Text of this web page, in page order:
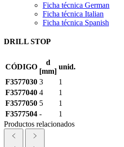
Ficha técnica German
Ficha técnica Italian
Ficha técnica Spanish
DRILL STOP
CÓDIGO
d
[mm]
unid.
F3577030 3
1
F3577040 4
1
F3577050 5
1
F3577504 -
1
Productos relacionados